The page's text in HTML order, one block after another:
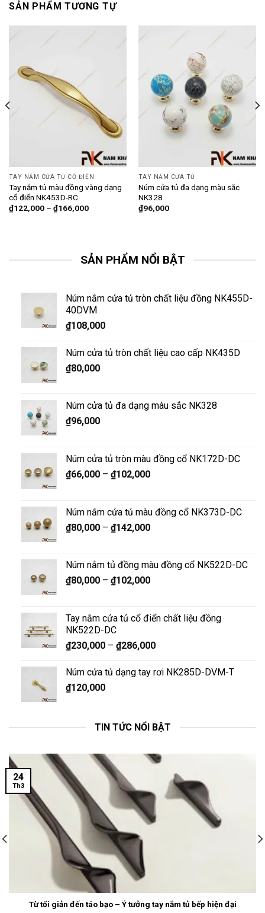
SẢN PHẨM TƯƠNG TỰ
TAY NẮM CỬA TỦ CỔ ĐIỂN
Tay nắm tủ màu đồng vàng dạng
cổ điển NK453D-RC
₫122,000– ₫166,000
TAY NẮM CỬA TỦ
Núm cửa tủ đa dạng màu sắc
NK328
₫96,000
SẢN PHẨM NỔI BẬT
Núm nắm cửa tủ tròn chất liệu đồng NK455D-
40DVM
₫108,000
Núm cửa tủ tròn chất liệu cao cấp NK435D
₫80,000
Núm cửa tủ đa dạng màu sắc NK328
₫96,000
Núm cửa tủ tròn màu đồng cổ NK172D-DC
₫66,000– ₫102,000
Núm nắm cửa tủ màu đồng cổ NK373D-DC
₫80,000– ₫142,000
Núm nắm tủ đồng màu đồng cổ NK522D-DC
₫80,000– ₫102,000
Tay nắm cửa tủ cổ điển chất liệu đồng
NK522D-DC
₫230,000– ₫286,000
Núm cửa tủ dạng tay rơi NK285D-DVM-T
₫120,000
TIN TỨC NỔI BẬT
Từ tối giản đến táo bạo – Ý tưởng tay nắm tủ bếp hiện đại
24
Th3